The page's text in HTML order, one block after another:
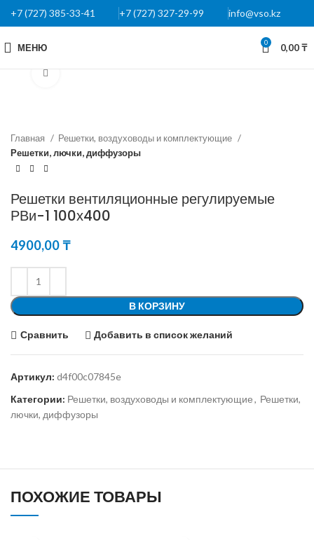
+7 (727) 385-33-41 +7 (727) 327-29-99 info@vso.kz
МЕНЮ 0 0,00₸
Главная
Решетки, воздуховоды и комплектующие
Решетки, лючки, диффузоры
Решетки вентиляционные регулируемые
РВи-1 100х400
4900,00₸
В КОРЗИНУ
Сравнить Добавить в список желаний
Артикул: d4f00c07845e
Категории: Решетки, воздуховоды и комплектующие, Решетки,
лючки, диффузоры
ПОХОЖИЕ ТОВАРЫ